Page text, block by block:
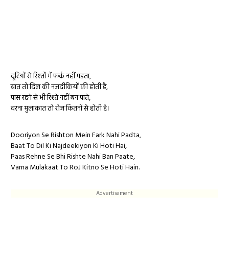
दूरिओं से रिश्तों में फर्क नहीं पड़ता,
बात तो दिल की नजदीकियों की होती है,
पास रहने से भी रिश्ते नहीं बन पाते,
वरना मुलाकात तो रोज कितनों से होती है।
Dooriyon Se Rishton Mein Fark Nahi Padta,
Baat To Dil Ki Najdeekiyon Ki Hoti Hai,
Paas Rehne Se Bhi Rishte Nahi Ban Paate,
Varna Mulakaat To RoJ Kitno Se Hoti Hain.
Advertisement